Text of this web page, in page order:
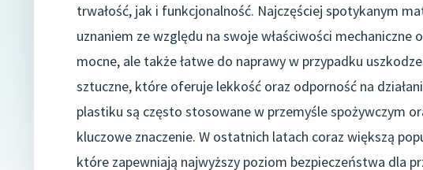
trwałość, jak i funkcjonalność. Najczęściej spotykanym
uznaniem ze względu na swoje właściwości
mocne, ale także łatwe do naprawy w przypadku
sztuczne, które oferuje lekkość oraz odporność na
plastiku są często stosowane w przemyśle spożywczym
kluczowe znaczenie. W ostatnich latach coraz większą
które zapewniają najwyższy poziom bezpieczeństwa dla